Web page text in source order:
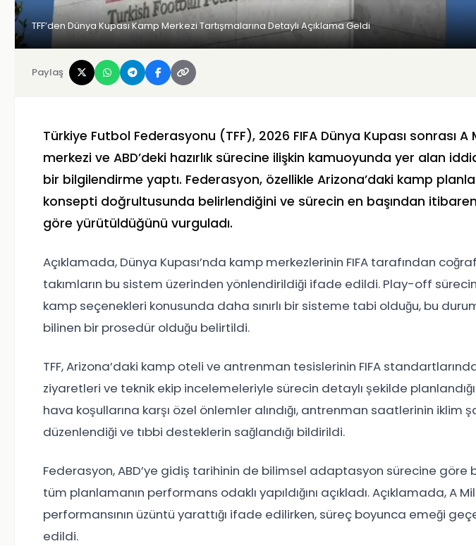
TFF’den Dünya Kupası Kamp Merkezi Tartışmalarına Detaylı Açıklama Geldi
Paylaş
Türkiye Futbol Federasyonu (TFF), 2026 FIFA Dünya Kupası sonrası A
merkezi ve ABD’deki hazırlık sürecine ilişkin kamuoyunda yer alan
bir bilgilendirme yaptı. Federasyon, özellikle Arizona’daki kamp
konsepti doğrultusunda belirlendiğini ve sürecin en başından
göre yürütüldüğünü vurguladı.
Açıklamada, Dünya Kupası’nda kamp merkezlerinin FIFA tarafından
takımların bu sistem üzerinden yönlendirildiği ifade edildi. Play-off
kamp seçenekleri konusunda daha sınırlı bir sisteme tabi olduğu, bu
bilinen bir prosedür olduğu belirtildi.
TFF, Arizona’daki kamp oteli ve antrenman tesislerinin FIFA
ziyaretleri ve teknik ekip incelemeleriyle sürecin detaylı şekilde
hava koşullarına karşı özel önlemler alındığı, antrenman saatlerinin iklim
düzenlendiği ve tıbbi desteklerin sağlandığı bildirildi.
Federasyon, ABD’ye gidiş tarihinin de bilimsel adaptasyon sürecine göre
tüm planlamanın performans odaklı yapıldığını açıkladı. Açıklamada, A
performansının üzüntü yarattığı ifade edilirken, süreç boyunca emeği
edildi.